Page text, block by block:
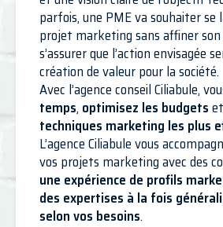
parfois, une PME va souhaiter se
projet marketing sans affiner
s’assurer que l’action envisagée
création de valeur pour la société.
Avec l’agence conseil Ciliabule,
temps, optimisez les budgets
techniques marketing les plus
L’agence Ciliabule vous
vos projets marketing avec des
une expérience de profils
des expertises à la fois
selon vos besoins.